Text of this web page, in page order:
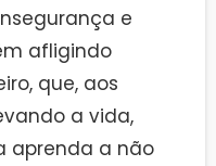
e
afligindo
que, aos
a vida,
aprenda a não